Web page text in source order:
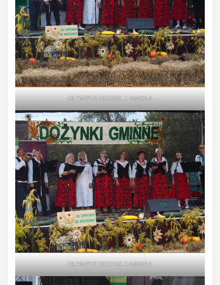
OLYMPUS DIGITAL CAMERA
OLYMPUS DIGITAL CAMERA